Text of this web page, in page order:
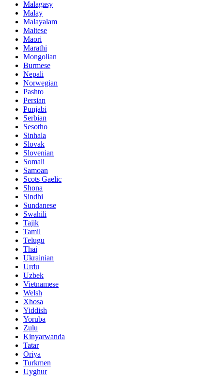
Malagasy
Malay
Malayalam
Maltese
Maori
Marathi
Mongolian
Burmese
Nepali
Norwegian
Pashto
Persian
Punjabi
Serbian
Sesotho
Sinhala
Slovak
Slovenian
Somali
Samoan
Scots Gaelic
Shona
Sindhi
Sundanese
Swahili
Tajik
Tamil
Telugu
Thai
Ukrainian
Urdu
Uzbek
Vietnamese
Welsh
Xhosa
Yiddish
Yoruba
Zulu
Kinyarwanda
Tatar
Oriya
Turkmen
Uyghur